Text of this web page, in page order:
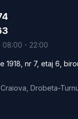
08:00 - 22:00
1918, nr 7, etaj 6,
Drobeta-